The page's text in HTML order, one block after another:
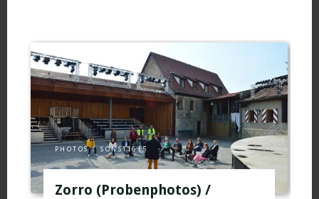
Spessart
(Probenphotos)
/
Röttingen
(2022)"
PHOTOS / SONSTIGES
Zorro (Probenphotos) /